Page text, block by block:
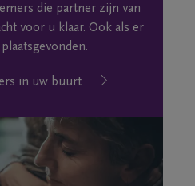
die partner zijn van
voor u klaar. Ook als er
in uw buurt